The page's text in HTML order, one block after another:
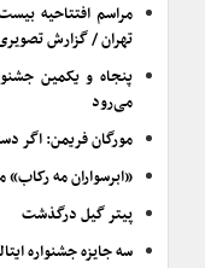
مراسم افتتاحیه
تهران / گزارش
پنجاه و یکمین
می‌رود
مورگان فریمن: اگر
«ابرسواران مه
پیتر گیل درگذشت
سه جایزه جشنواره